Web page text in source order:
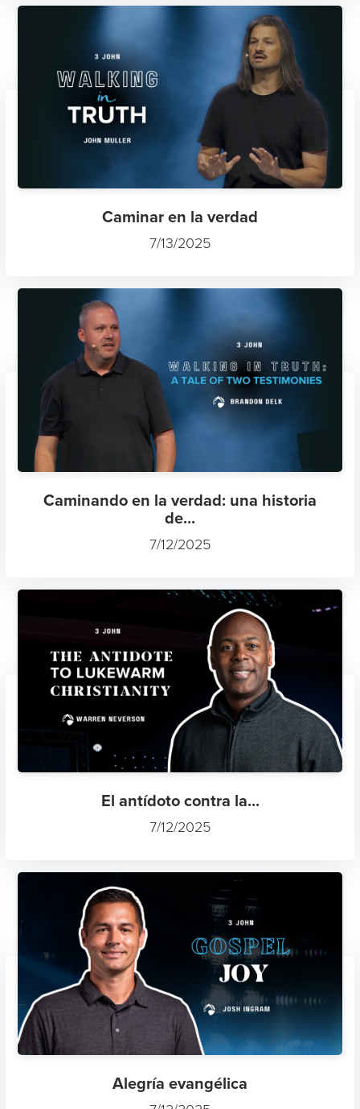
Caminar en la verdad
7/13/2025
Caminando en la verdad: una historia
de...
7/12/2025
El antídoto contra la...
7/12/2025
Alegría evangélica